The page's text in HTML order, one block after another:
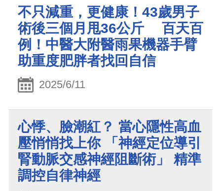
不只減重，更健康！43歲男子
術後三個月甩36公斤 百天百
例！中醫大附醫雨果機器手臂
助重度肥胖者找回自信
2025/6/11
心悸、臉潮紅？ 當心隱性高血
壓悄悄找上你 「神經定位導引
腎動脈交感神經阻斷術」 精準
調控自律神經